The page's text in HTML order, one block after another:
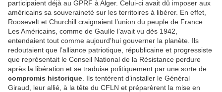
participaient déjà au GPRF à Alger. Celui-ci avait dû imposer aux
américains sa souveraineté sur les territoires à libérer. En effet,
Roosevelt et Churchill craignaient l’union du peuple de France.
Les Américains, comme de Gaulle l’avait vu dès 1942,
entendaient tout comme aujourd’hui gouverner la planète. Ils
redoutaient que l’alliance patriotique, républicaine et progressiste
que représentait le Conseil National de la Résistance perdure
après la libération et se traduise politiquement par une sorte de
compromis historique . Ils tentèrent d’installer le Général
Giraud, leur allié, à la tête du CFLN et préparèrent la mise en